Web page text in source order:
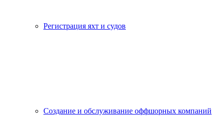
Регистрация яхт и судов
Создание и обслуживание оффшорных компаний